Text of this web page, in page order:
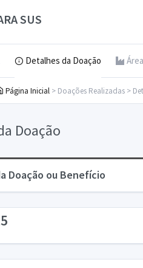
SUS
Detalhes da Doação
Página Inicial > Doações Realizadas >
Doação
Doação ou Benefício